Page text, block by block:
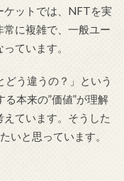
ケットでは、NFTを実
に複雑で、一般ユー
ています。
う違うの？」という
本来の”価値”が理解
ています。そうした
いと思っています。